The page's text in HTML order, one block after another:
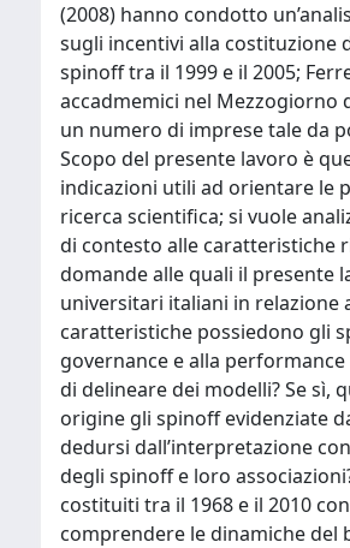
(2008) hanno condotto
sugli incentivi alla costituzione
spinoff tra il 1999 e il 2005;
accadmemici nel Mezzogiorno
un numero di imprese tale da
Scopo del presente lavoro è
indicazioni utili ad orientare le
ricerca scientifica; si vuole
di contesto alle caratteristiche
domande alle quali il presente
universitari italiani in relazione
caratteristiche possiedono gli
governance e alla
di delineare dei modelli? Se sì,
origine gli spinoff evidenziate
dedursi dall’interpretazione
degli spinoff e loro
costituiti tra il 1968 e il 2010
comprendere le dinamiche